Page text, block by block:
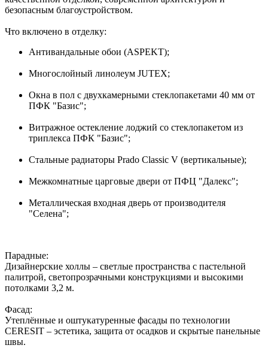
безопасным благоустройством.
Что включено в отделку:
Антивандальные обои (ASPEKT);
Многослойный линолеум JUTEX;
Окна в пол с двухкамерными стеклопакетами 40 мм от
ПФК "Базис";
Витражное остекление лоджий со стеклопакетом из
триплекса ПФК "Базис";
Стальные радиаторы Prado Classic V (вертикальные);
Межкомнатные царговые двери от ПФЦ "Далекс";
Металлическая входная дверь от производителя
"Селена";
Парадные:
Дизайнерские холлы – светлые пространства с пастельной
палитрой, светопрозрачными конструкциями и высокими
потолками 3,2 м.
Фасад:
Утеплённые и оштукатуренные фасады по технологии
CERESIT – эстетика, защита от осадков и скрытые панельные
швы.